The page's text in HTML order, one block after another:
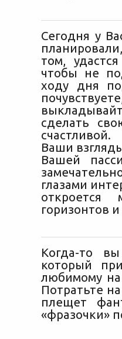
Сегодня у
том,
чтобы не
ходу дня
сделать
счастливой.
Ваши
Вашей
глазами
откроется
горизонтов
Когда-то
который
любимому
Потратьте
плещет
«фразочки»